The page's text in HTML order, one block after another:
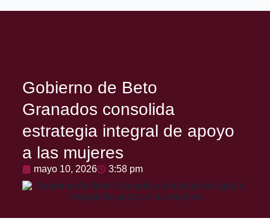
Gobierno de Beto
Granados consolida
estrategia integral de apoyo
a las mujeres
mayo 10, 2026 3:58 pm